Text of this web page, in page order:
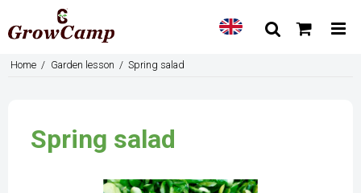
Home / Garden lesson / Spring salad
Spring salad